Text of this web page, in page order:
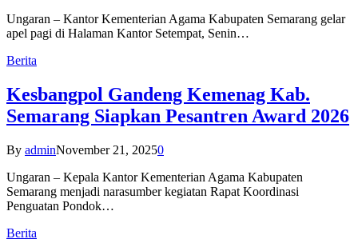
Ungaran – Kantor Kementerian Agama Kabupaten Semarang gelar
apel pagi di Halaman Kantor Setempat, Senin…
Berita
Kesbangpol Gandeng Kemenag Kab.
Semarang Siapkan Pesantren Award 2026
By adminNovember 21, 20250
Ungaran – Kepala Kantor Kementerian Agama Kabupaten
Semarang menjadi narasumber kegiatan Rapat Koordinasi
Penguatan Pondok…
Berita